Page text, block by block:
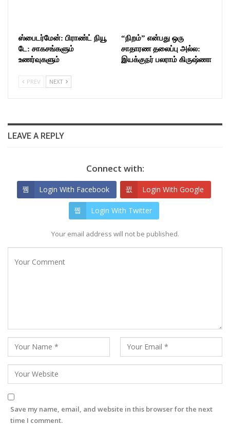
ஸ்பைடர்மேன்: பிராண்ட் நியூ
டே: சாகசங்களும்
உணர்வுகளும்
“நிறம்” என்பது ஒரு
சாதாரண தலைப்பு அல்ல:
இயக்குநர் பலராம் கிருஷ்ணா
PREV NEXT
LEAVE A REPLY
Connect with:
Login With Facebook Login With Google
Login With Twitter
Your email address will not be published.
Save my name, email, and website in this browser for the next
time I comment.